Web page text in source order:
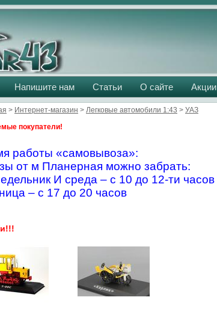
Напишите нам Статьи О сайте Акции
> Интернет-магазин > Легковые автомобили 1:43 > УАЗ
покупатели!
работы «самовывоза»:
от м Планерная можно забрать:
И среда – с 10 до 12-ти часов
– с 17 до 20 часов